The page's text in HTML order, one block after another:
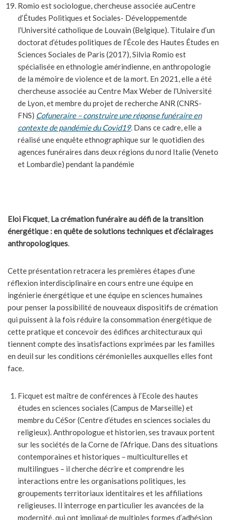
Romio est sociologue, chercheuse associée auCentre
d’Études Politiques et Sociales- Développementde
l’Université catholique de Louvain (Belgique). Titulaire d’un
doctorat d’études politiques de l’École des Hautes Études en
Sciences Sociales de Paris (2017), Silvia Romio est
spécialisée en ethnologie amérindienne, en anthropologie
de la mémoire de violence et de la mort. En 2021, elle a été
chercheuse associée au Centre Max Weber de l’Université
de Lyon, et membre du projet de recherche ANR (CNRS-
FNS) Cofuneraire – construire une réponse funéraire en
contexte de pandémie du Covid19. Dans ce cadre, elle a
réalisé une enquête ethnographique sur le quotidien des
agences funéraires dans deux régions du nord Italie (Veneto
et Lombardie) pendant la pandémie
Eloi Ficquet, La crémation funéraire au défi de la transition
énergétique : en quête de solutions techniques et d’éclairages
anthropologiques.
Cette présentation retracera les premières étapes d’une
réflexion interdisciplinaire en cours entre une équipe en
ingénierie énergétique et une équipe en sciences humaines
pour penser la possibilité de nouveaux dispositifs de crémation
qui puissent à la fois réduire la consommation énergétique de
cette pratique et concevoir des édifices architecturaux qui
tiennent compte des insatisfactions exprimées par les familles
en deuil sur les conditions cérémonielles auxquelles elles font
face.
Ficquet est maître de conférences à l’Ecole des hautes
études en sciences sociales (Campus de Marseille) et
membre du CéSor (Centre d’études en sciences sociales du
religieux). Anthropologue et historien, ses travaux portent
sur les sociétés de la Corne de l’Afrique. Dans des situations
contemporaines et historiques – multiculturelles et
multilingues – il cherche décrire et comprendre les
interactions entre les organisations politiques, les
groupements territoriaux identitaires et les affiliations
religieuses. Il interroge en particulier les avancées de la
modernité, qui ont impliqué de multiples formes d’adhésion